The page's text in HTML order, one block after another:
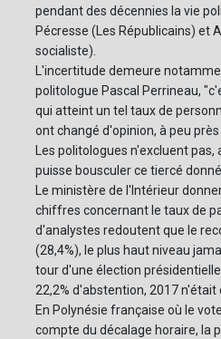
pendant des décennies la vie
Pécresse (Les Républicains) et
socialiste).
L'incertitude demeure
politologue Pascal Perrineau,
qui atteint un tel taux de
ont changé d'opinion, à peu près
Les politologues n'excluent
puisse bousculer ce tiercé
Le ministère de l'Intérieur
chiffres concernant le taux de
d'analystes redoutent que le
(28,4%), le plus haut niveau
tour d'une élection
22,2% d'abstention, 2017 n'était
En Polynésie française où le
compte du décalage horaire, la